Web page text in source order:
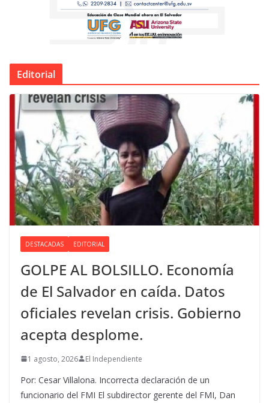
Editorial
DESTACADAS EDITORIAL
GOLPE AL BOLSILLO. Economía
de El Salvador en caída. Datos
oficiales revelan crisis. Gobierno
acepta desplome.
1 agosto, 2026 El Independiente
Por: Cesar Villalona. Incorrecta declaración de un
funcionario del FMI El subdirector gerente del FMI, Dan